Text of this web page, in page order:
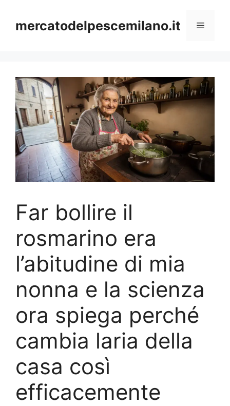
contenuto
mercatodelpescemilano.it Menu
Far bollire il
rosmarino era
l’abitudine di mia
nonna e la scienza
ora spiega perché
cambia laria della
casa così
efficacemente